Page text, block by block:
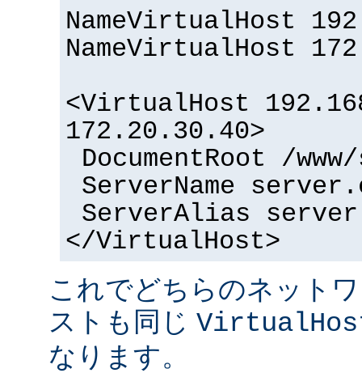
NameVirtualHost
NameVirtualHost
<VirtualHost
172.20.30.40>
DocumentRoot /
ServerName
ServerAlias server
</VirtualHost>
これでどちらのネット
ストも同じ
なります。